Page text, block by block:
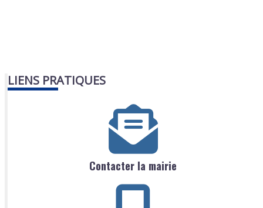
LIENS PRATIQUES
Contacter la mairie